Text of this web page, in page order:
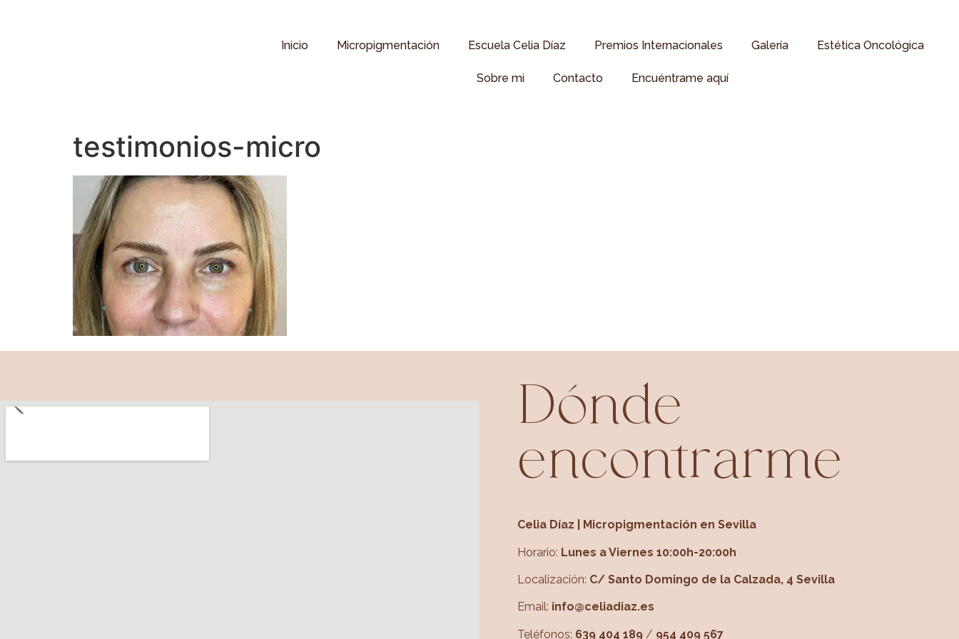
Inicio Micropigmentación Escuela Celia Díaz Premios Internacionales Galería Estética Oncológica
Sobre mi Contacto Encuéntrame aquí
testimonios-micro
Dónde
encontrarme
Celia Díaz | Micropigmentación en Sevilla
Horario: Lunes a Viernes 10:00h-20:00h
Localización: C/ Santo Domingo de la Calzada, 4 Sevilla
Email: info@celiadiaz.es
Teléfonos: 639 404 189 / 954 409 567